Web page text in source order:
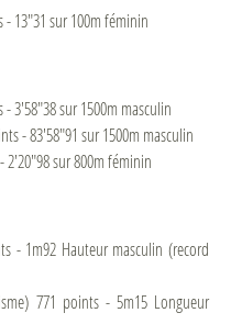
- 13"31 sur 100m féminin
- 3'58"38 sur 1500m masculin
- 83'58"91 sur 1500m masculin
2'20"98 sur 800m féminin
- 1m92 Hauteur masculin (record
771 points - 5m15 Longueur